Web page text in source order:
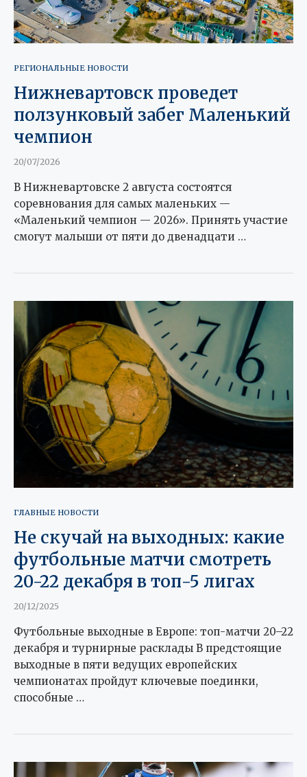
РЕГИОНАЛЬНЫЕ НОВОСТИ
Нижневартовск проведет
ползунковый забег Маленький
чемпион
20/07/2026
В Нижневартовске 2 августа состоятся
соревнования для самых маленьких —
«Маленький чемпион — 2026». Принять участие
смогут малыши от пяти до двенадцати …
ГЛАВНЫЕ НОВОСТИ
Не скучай на выходных: какие
футбольные матчи смотреть
20-22 декабря в топ-5 лигах
20/12/2025
Футбольные выходные в Европе: топ-матчи 20–22
декабря и турнирные расклады В предстоящие
выходные в пяти ведущих европейских
чемпионатах пройдут ключевые поединки,
способные …